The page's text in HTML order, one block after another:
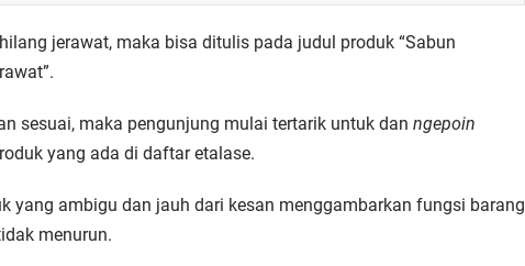
jerawat, maka bisa ditulis pada judul produk “Sabun
sesuai, maka pengunjung mulai tertarik untuk dan ngepoin
yang ada di daftar etalase.
yang ambigu dan jauh dari kesan menggambarkan fungsi barang
menurun.